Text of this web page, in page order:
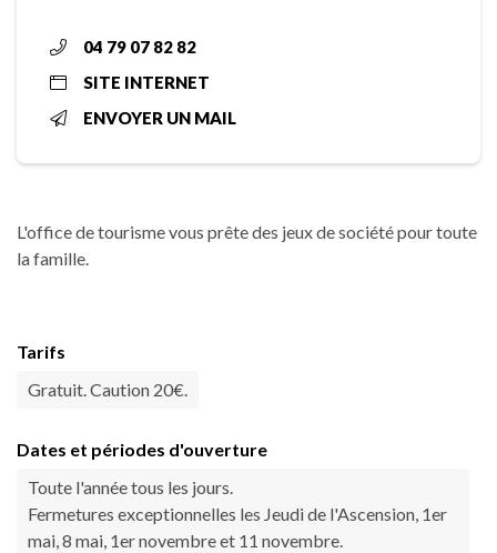
04 79 07 82 82
SITE INTERNET
ENVOYER UN MAIL
L'office de tourisme vous prête des jeux de société pour toute
la famille.
Tarifs
Gratuit. Caution 20€.
Dates et périodes d'ouverture
Toute l'année tous les jours.
Fermetures exceptionnelles les Jeudi de l'Ascension, 1er
mai, 8 mai, 1er novembre et 11 novembre.